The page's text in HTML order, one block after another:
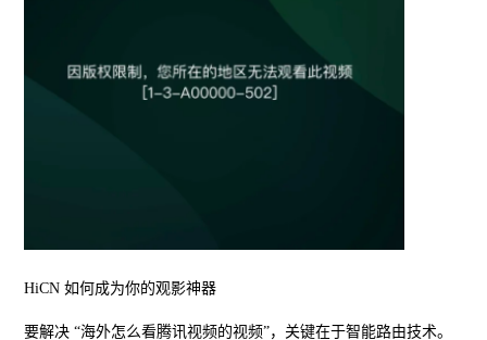
HiCN 如何成为你的观影神器
要解决 “海外怎么看腾讯视频的视频”，关键在于智能路由技术。